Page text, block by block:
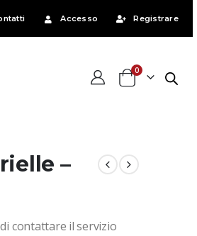
Accesso Registrare
0
–
contattare il servizio